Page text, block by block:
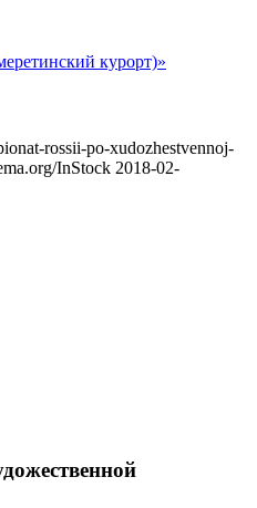
курорт)»
rossii-po-xudozhestvennoj-
InStock 2018-02-